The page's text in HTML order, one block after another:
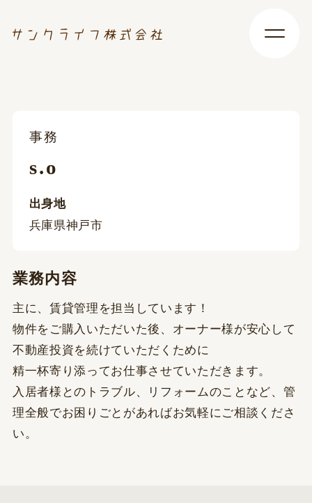
事務
s.o
出身地
兵庫県神戸市
業務内容
主に、賃貸管理を担当しています！
物件をご購入いただいた後、オーナー様が安心して
不動産投資を続けていただくために
精一杯寄り添ってお仕事させていただきます。
入居者様とのトラブル、リフォームのことなど、管
理全般でお困りごとがあればお気軽にご相談くださ
い。